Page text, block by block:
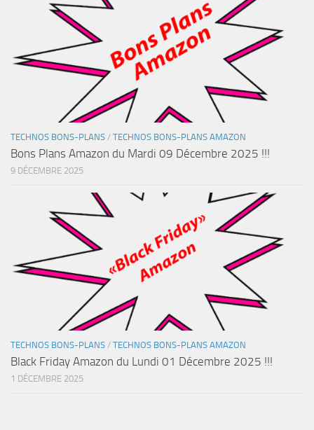
TECHNOS BONS-PLANS / TECHNOS BONS-PLANS AMAZON
Bons Plans Amazon du Mardi 09 Décembre 2025 !!!
9 DÉCEMBRE 2025
TECHNOS BONS-PLANS / TECHNOS BONS-PLANS AMAZON
Black Friday Amazon du Lundi 01 Décembre 2025 !!!
1 DÉCEMBRE 2025